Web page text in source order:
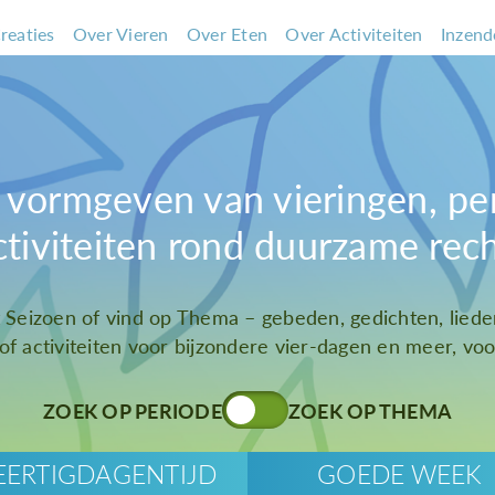
Over Vieren Over Eten Over Activiteiten
van vieringen,
rond duurzame
of vind op Thema – gebeden, gedichten,
of activiteiten voor bijzondere vier-dagen en meer,
ZOEK OP PERIODE ZOEK OP THEMA
GOEDE WEEK